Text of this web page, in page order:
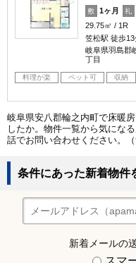
敷 1ヶ月 礼
29.75㎡
1R
笠松駅 徒歩13
岐阜県羽島郡
丁目
料理が楽 ペット可 収納
岐阜県安八郡輪之内町で床暖
したか。物件一覧から気にな
話でお問い合わせください。（
条件にあった新着物件
新着メールの
スマ